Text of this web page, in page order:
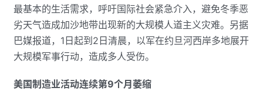
最基本的生活需求，呼吁国际社会紧急介入，避免冬季恶
劣天气造成加沙地带出现新的大规模人道主义灾难。另据
巴媒报道，1日起到2日清晨，以军在约旦河西岸多地展开
大规模军事行动，造成多人受伤。
美国制造业活动连续第9个月萎缩